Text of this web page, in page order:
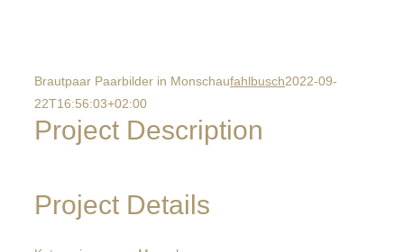
Brautpaar Paarbilder in Monschaufahlbusch2022-09-
22T16:56:03+02:00
Project Description
Project Details